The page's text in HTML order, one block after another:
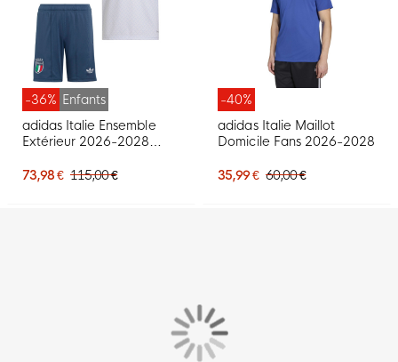
-36% Enfants
adidas Italie Ensemble
Extérieur 2026-2028
73,98 € 115,00 €
-40%
adidas Italie Maillot
Domicile Fans 2026-2028
35,99 € 60,00 €